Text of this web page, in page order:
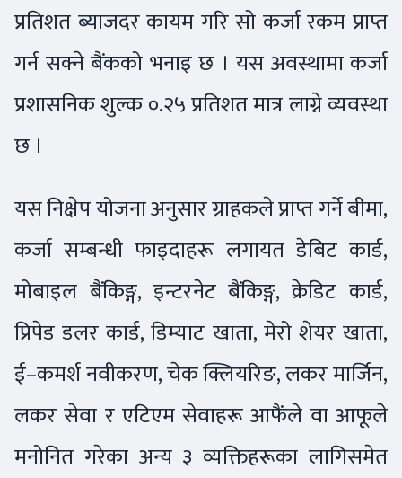
प्रतिशत ब्याजदर कायम गरि सो कर्जा रकम प्राप्त
गर्न सक्ने बैंकको भनाइ छ । यस अवस्थामा कर्जा
प्रशासनिक शुल्क ०.२५ प्रतिशत मात्र लाग्ने व्यवस्था
छ ।
यस निक्षेप योजना अनुसार ग्राहकले प्राप्त गर्ने बीमा,
कर्जा सम्बन्धी फाइदाहरू लगायत डेबिट कार्ड,
मोबाइल बैंकिङ्ग, इन्टरनेट बैंकिङ्ग, क्रेडिट कार्ड,
प्रिपेड डलर कार्ड, डिम्याट खाता, मेरो शेयर खाता,
ई–कमर्श नवीकरण, चेक क्लियरिङ, लकर मार्जिन,
लकर सेवा र एटिएम सेवाहरू आफैंले वा आफूले
मनोनित गरेका अन्य ३ व्यक्तिहरूका लागिसमेत